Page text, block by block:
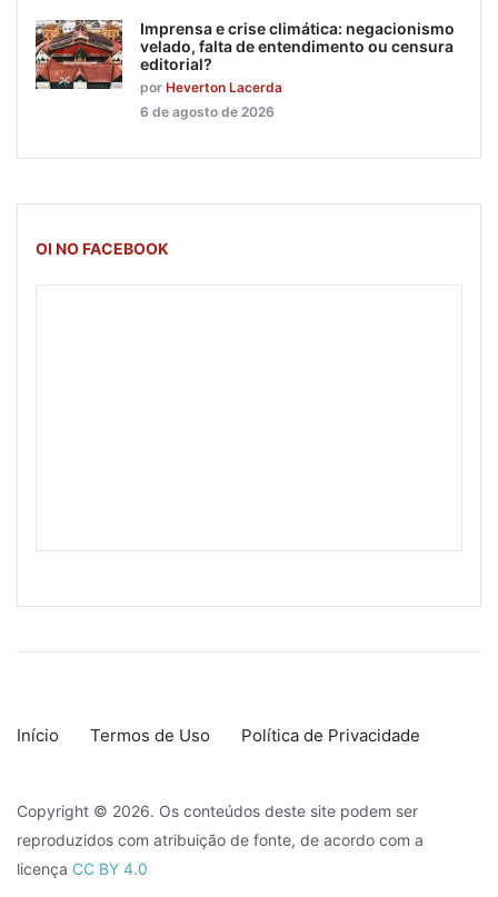
Imprensa e crise climática: negacionismo
velado, falta de entendimento ou censura
editorial?
por Heverton Lacerda
6 de agosto de 2026
OI NO FACEBOOK
Início Termos de Uso Política de Privacidade
Copyright © 2026. Os conteúdos deste site podem ser
reproduzidos com atribuição de fonte, de acordo com a
licença CC BY 4.0